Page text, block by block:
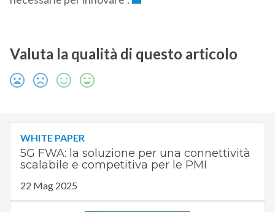
Valuta la qualità di questo articolo
WHITE PAPER
5G FWA: la soluzione per una connettività
scalabile e competitiva per le PMI
22 Mag 2025